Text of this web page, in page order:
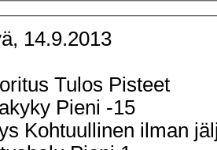
14.9.2013
Tulos Pisteet
Pieni -15
Kohtuullinen ilman